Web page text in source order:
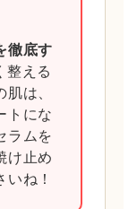
徹底す
整える
は、
トにな
ラムを
け止め
ね！